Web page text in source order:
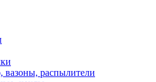
распылители